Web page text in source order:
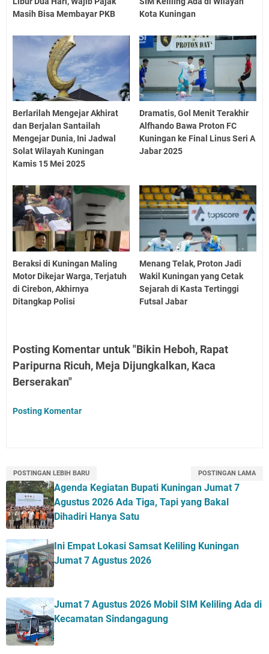
Masih Bisa Membayar PKB
Kota Kuningan
Berlarilah Mengejar Akhirat
dan Berjalan Santailah
Mengejar Dunia, Ini Jadwal
Solat Wilayah Kuningan
Kamis 15 Mei 2025
Dramatis, Gol Menit Terakhir
Alfhando Bawa Proton FC
Kuningan ke Final Linus Seri A
Jabar 2025
Beraksi di Kuningan Maling
Motor Dikejar Warga, Terjatuh
di Cirebon, Akhirnya
Ditangkap Polisi
Menang Telak, Proton Jadi
Wakil Kuningan yang Cetak
Sejarah di Kasta Tertinggi
Futsal Jabar
Posting Komentar untuk "Bikin Heboh, Rapat
Paripurna Ricuh, Meja Dijungkalkan, Kaca
Berserakan"
Posting Komentar
POSTINGAN LEBIH BARU POSTINGAN LAMA
Agenda Kegiatan Bupati Kuningan Jumat 7
Agustus 2026 Ada Tiga, Tapi yang Bakal
Dihadiri Hanya Satu
Ini Empat Lokasi Samsat Keliling Kuningan
Jumat 7 Agustus 2026
Jumat 7 Agustus 2026 Mobil SIM Keliling Ada di
Kecamatan Sindangagung